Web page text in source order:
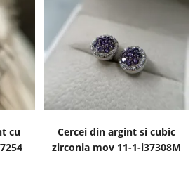
cu
Cercei din argint si cubic
zirconia mov 11-1-i37308M